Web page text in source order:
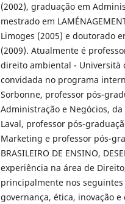
(2002), graduação em
mestrado em
Limoges (2005) e doutorado
(2009). Atualmente é
direito ambiental - Università
convidada no programa
Sorbonne, professor pós-
Administração e Negócios,
Laval, professor pós-
Marketing e professor pós-
BRASILEIRO DE ENSINO,
experiência na área de
principalmente nos
governança, ética, inovação